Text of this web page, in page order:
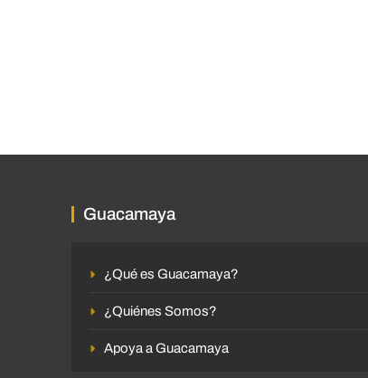
Guacamaya
¿Qué es Guacamaya?
¿Quiénes Somos?
Apoya a Guacamaya